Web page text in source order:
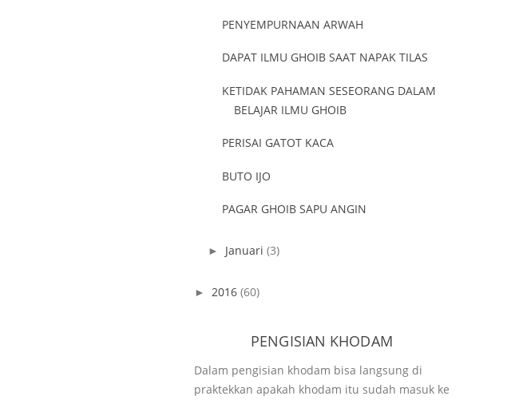
PENYEMPURNAAN ARWAH
DAPAT ILMU GHOIB SAAT NAPAK TILAS
KETIDAK PAHAMAN SESEORANG DALAM
BELAJAR ILMU GHOIB
PERISAI GATOT KACA
BUTO IJO
PAGAR GHOIB SAPU ANGIN
► Januari (3)
► 2016 (60)
PENGISIAN KHODAM
Dalam pengisian khodam bisa langsung di
praktekkan apakah khodam itu sudah masuk ke